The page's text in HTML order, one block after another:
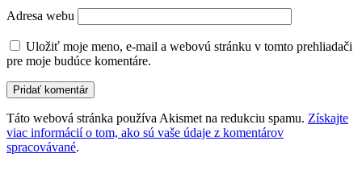
Adresa webu
Uložiť moje meno, e-mail a webovú stránku v tomto prehliadači
pre moje budúce komentáre.
Táto webová stránka používa Akismet na redukciu spamu. Získajte
viac informácií o tom, ako sú vaše údaje z komentárov
spracovávané.